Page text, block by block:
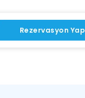
Rezervasyon Yap